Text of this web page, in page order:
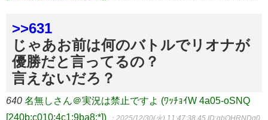
>>631
じゃあお前は何のバトルでリオナが
優勝だと言ってるの？
言えないだろ？
640 名無しさん＠実況は禁止ですよ (ﾜｯﾁｮｲW 4a05-oSNQ
[240b:c010:4c1:9ba8:*])
：2025/12/30(火) 11:47:38.45 ID:gbOHRNDg0